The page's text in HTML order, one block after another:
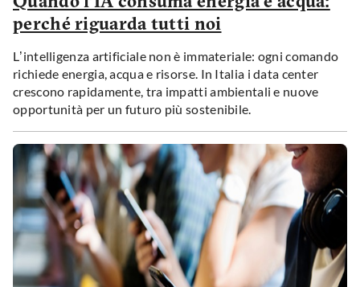
perché riguarda tutti noi
L’intelligenza artificiale non è immateriale: ogni comando
richiede energia, acqua e risorse. In Italia i data center
crescono rapidamente, tra impatti ambientali e nuove
opportunità per un futuro più sostenibile.